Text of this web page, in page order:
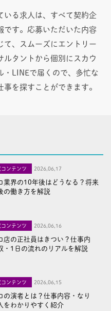
いる求人は、すべて契約企
です。応募いただいた内容
て、スムーズにエントリー
ルタントから個別にスカウ
・LINEで届くので、多忙な
を探すことができます。
ンテンツ 2026,06,17
業界の10年後はどうなる？将来
の働き方を解説
ンテンツ 2026,06,16
店の正社員はきつい？仕事内
・1日の流れのリアルを解説
ンテンツ 2026,06,15
の演者とは？仕事内容・なり
をわかりやすく紹介